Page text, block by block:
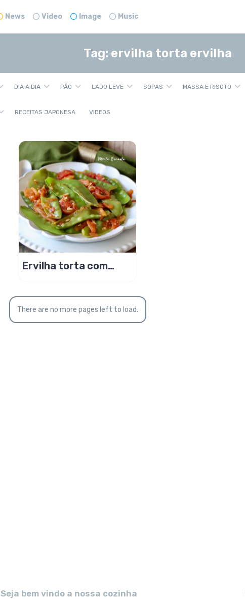
News Video Image Music
Tag: ervilha torta ervilha
DIA A DIA PÃO LADO LEVE SOPAS MASSA E RISOTO
RECEITAS JAPONESA VIDEOS
Ervilha torta com
There are no more pages left to load.
Seja bem vindo a nossa cozinha